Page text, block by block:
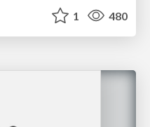
1 480